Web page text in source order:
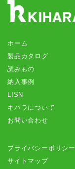
ホーム
製品カタログ
読みもの
納入事例
LISN
キハラについて
お問い合わせ
プライバシーポリシー
サイトマップ